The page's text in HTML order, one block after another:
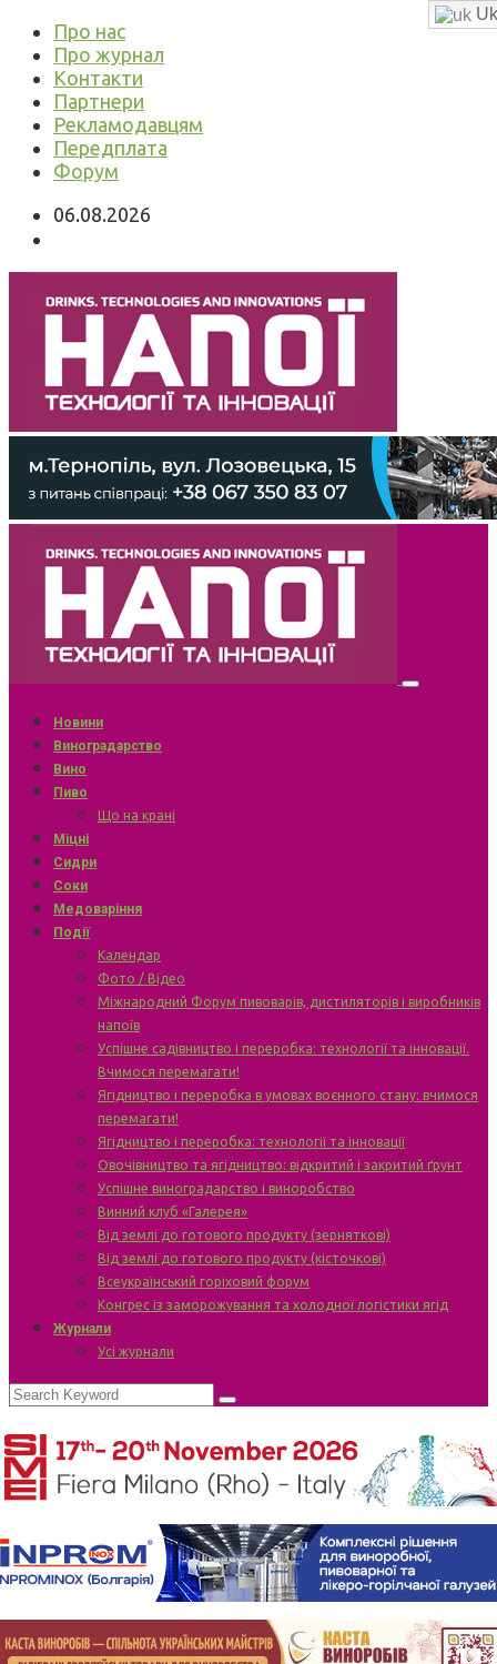
Про нас
Про журнал
Контакти
Партнери
Рекламодавцям
Передплата
Форум
06.08.2026
Новини
Виноградарство
Вино
Пиво
Що на крані
Міцні
Сидри
Соки
Медоваріння
Події
Календар
Фото / Відео
Міжнародний Форум пивоварів, дистиляторів і виробників
напоїв
Успішне садівництво і переробка: технології та інновації.
Вчимося перемагати!
Ягідництво і переробка в умовах воєнного стану: вчимося
перемагати!
Ягідництво і переробка: технології та інновації
Овочівництво та ягідництво: відкритий і закритий ґрунт
Успішне виноградарство і виноробство
Винний клуб «Галерея»
Від землі до готового продукту (зерняткові)
Від землі до готового продукту (кісточкові)
Всеукраїнський горіховий форум
Конгрес із заморожування та холодної логістики ягід
Журнали
Усі журнали